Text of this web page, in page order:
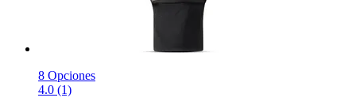
8 Opciones
4.0 (1)